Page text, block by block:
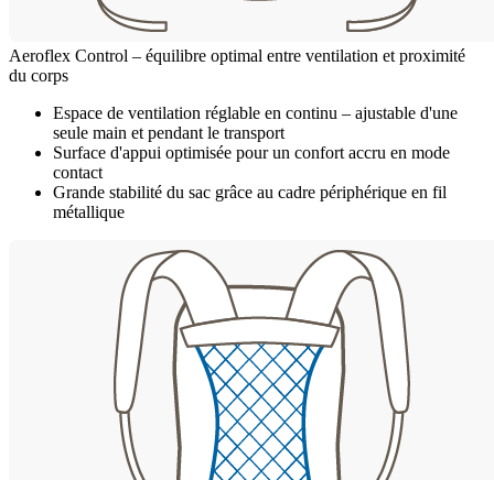
Aeroflex Control – équilibre optimal entre ventilation et proximité
du corps
Espace de ventilation réglable en continu – ajustable d'une
seule main et pendant le transport
Surface d'appui optimisée pour un confort accru en mode
contact
Grande stabilité du sac grâce au cadre périphérique en fil
métallique